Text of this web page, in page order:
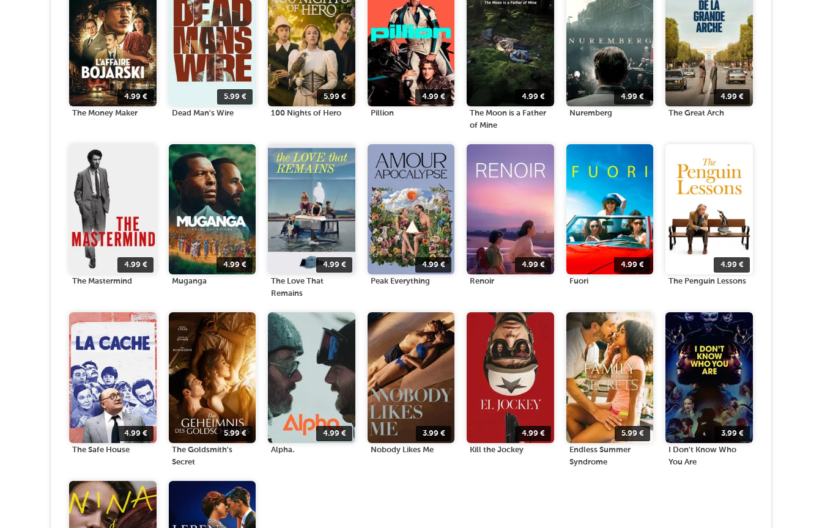
4.99€
The Money Maker
5.99 €
Dead Man's Wire
5.99€
100 Nights of Hero
4.99€
Pillion
4.99€
The Moon is a Father
of Mine
4.99€
Nuremberg
4.99€
The Great Arch
4.99€
The Mastermind
4.99€
Muganga
4.99€
The Love That
Remains
4.99€
Peak Everything
4.99€
Renoir
4.99 €
Fuori
4.99€
The Penguin Lessons
4.99€
The Safe House
5.99€
The Goldsmith's
Secret
4.99€
Alpha.
3.99 €
Nobody Likes Me
4.99€
Kill the Jockey
5.99 €
Endless Summer
Syndrome
3.99€
I Don't Know Who
You Are